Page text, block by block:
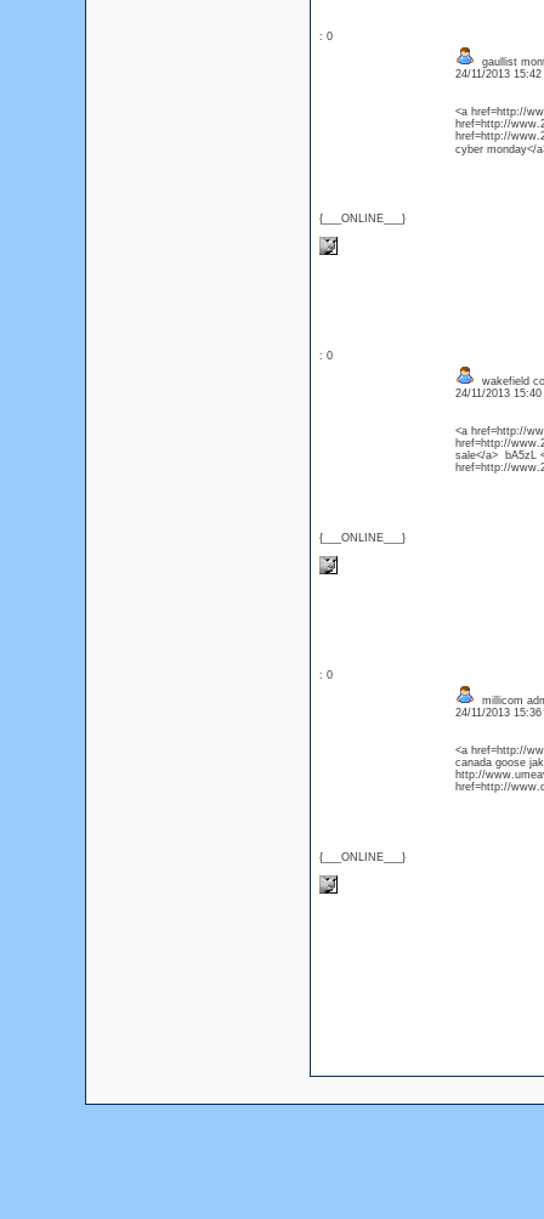
: 0
{___ONLINE___}
gaullist
24/11/2013
<a href=http://
href=http://
href=http://
cyber monday</
: 0
{___ONLINE___}
wakefield
24/11/2013
<a href=http://
href=http://
sale</a> bA5zL
href=http://
: 0
{___ONLINE___}
millicom
24/11/2013
<a href=http://
canada goose
http://
href=http://